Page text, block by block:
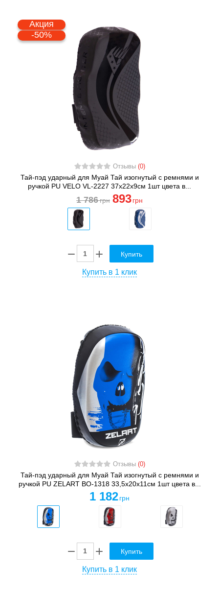
Акция
-50%
Отзывы (0)
Тай-пэд ударный для Муай Тай изогнутый с ремнями и
ручкой PU VELO VL-2227 37x22x9см 1шт цвета в...
1 786грн 893 грн
Купить
Купить в 1 клик
Отзывы (0)
Тай-пэд ударный для Муай Тай изогнутый с ремнями и
ручкой PU ZELART BO-1318 33,5x20x11см 1шт цвета в...
1 182 грн
Купить
Купить в 1 клик